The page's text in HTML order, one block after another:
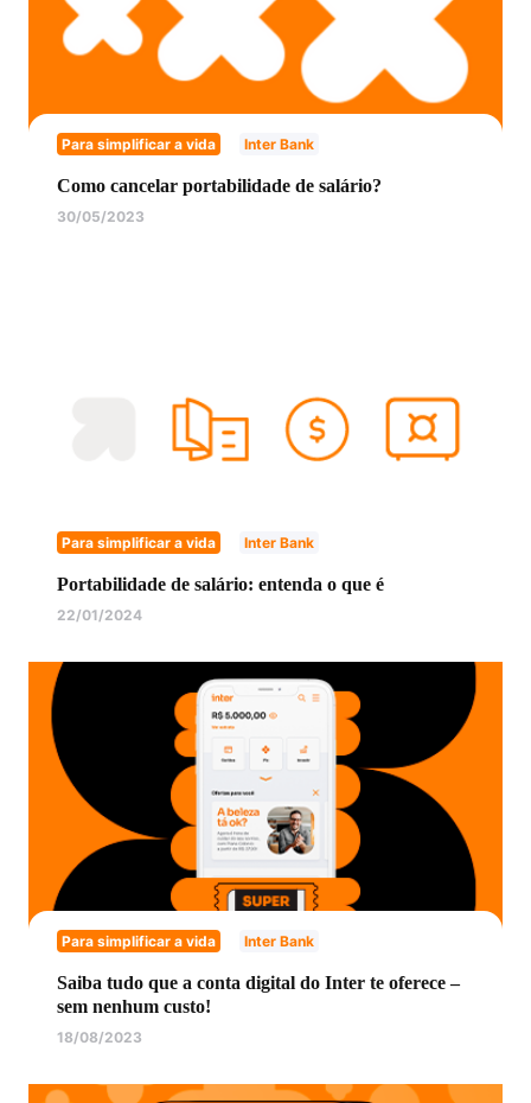
Para simplificar a vida Inter Bank
Como cancelar portabilidade de salário?
30/05/2023
Para simplificar a vida Inter Bank
Portabilidade de salário: entenda o que é
22/01/2024
Para simplificar a vida Inter Bank
Saiba tudo que a conta digital do Inter te oferece –
sem nenhum custo!
18/08/2023